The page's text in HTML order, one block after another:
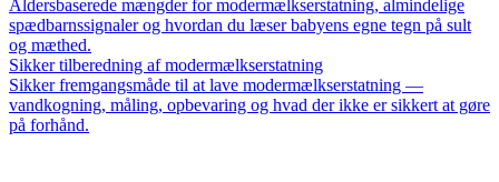
Aldersbaserede mængder for modermælkserstatning, almindelige
spædbarnssignaler og hvordan du læser babyens egne tegn på sult
og mæthed.
Sikker tilberedning af modermælkserstatning
Sikker fremgangsmåde til at lave modermælkserstatning —
vandkogning, måling, opbevaring og hvad der ikke er sikkert at gøre
på forhånd.